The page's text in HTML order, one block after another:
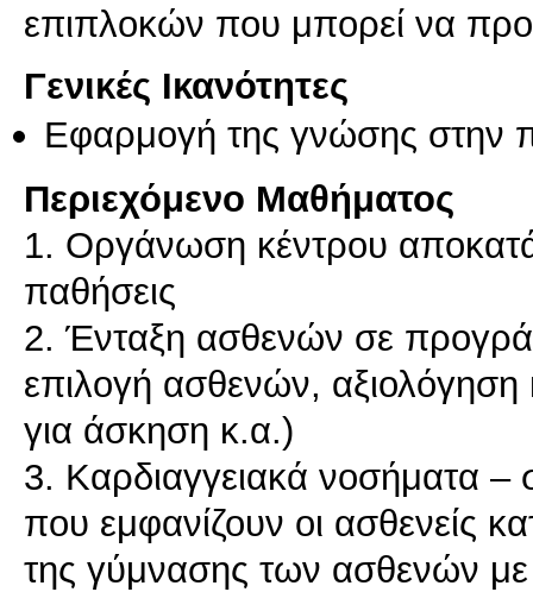
επιπλοκών που μπορεί να
Γενικές Ικανότητες
Εφαρμογή της γνώσης στην
Περιεχόμενο Μαθήματος
1. Οργάνωση κέντρου
παθήσεις
2. Ένταξη ασθενών σε
επιλογή ασθενών, αξιολόγηση
για άσκηση κ.α.)
3. Καρδιαγγειακά νοσήματα
που εμφανίζουν οι ασθενείς
της γύμνασης των ασθενών